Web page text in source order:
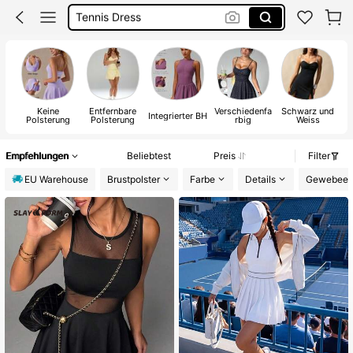
Tenniskleid Damen
Tennis Outfit
Keine
Polsterung
Entfernbare
Polsterung Integrierter BH Verschiedenfa
rbig
Schwarz und
Weiss
Empfehlungen Beliebtest Preis
Filter
EU Warehouse
Brustpolster Farbe Details